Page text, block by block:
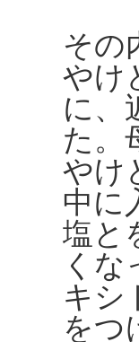
その
やけ
に、
た。
やけ
中に
塩と
く
キシ
をつ